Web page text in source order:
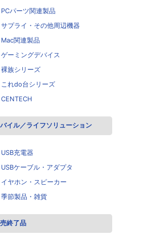
PCパーツ関連製品
サプライ・その他周辺機器
Mac関連製品
ゲーミングデバイス
裸族シリーズ
これdo台シリーズ
CENTECH
イル／ライフソリューション
USB充電器
USBケーブル・アダプタ
イヤホン・スピーカー
季節製品・雑貨
終了品